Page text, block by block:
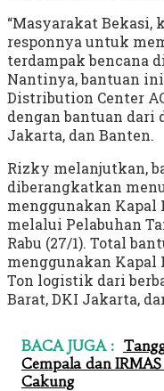
“Masyarakat
responnya untuk
terdampak bencana
Nantinya, bantuan
Distribution Center
dengan bantuan dari
Jakarta, dan Banten.
Rizky melanjutkan,
diberangkatkan
menggunakan
melalui Pelabuhan
Rabu (27/1). Total
menggunakan Kapal
Ton logistik dari
Barat, DKI Jakarta,
BACA JUGA :
Cempala dan
Cakung